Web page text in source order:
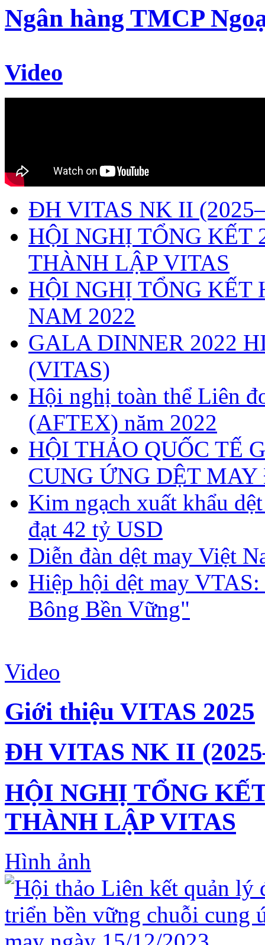
Ngân hàng TMCP
Video
ĐH VITAS NK II
HỘI NGHỊ TỔNG
THÀNH LẬP VITAS
HỘI NGHỊ TỔNG KẾT
NAM 2022
GALA DINNER 2022
(VITAS)
Hội nghị toàn thể Liên
(AFTEX) năm 2022
HỘI THẢO QUỐC TẾ
CUNG ỨNG DỆT
Kim ngạch xuất khẩu
đạt 42 tỷ USD
Diễn đàn dệt may Việt
Hiệp hội dệt may
Bông Bền Vững"
Video
Giới thiệu VITAS 2025
ĐH VITAS NK II
HỘI NGHỊ TỔNG
THÀNH LẬP VITAS
Hình ảnh